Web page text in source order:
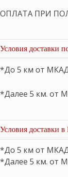
ОПЛАТА ПРИ
Условия доставки
*До 5 км от МКАД
*Далее 5 км. от
Условия доставки
*До 5 км от МКАД
*Далее 5 км. от